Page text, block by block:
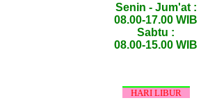
Senin - Jum'at :
08.00-17.00 WIB
Sabtu :
08.00-15.00 WIB
HARI LIBUR